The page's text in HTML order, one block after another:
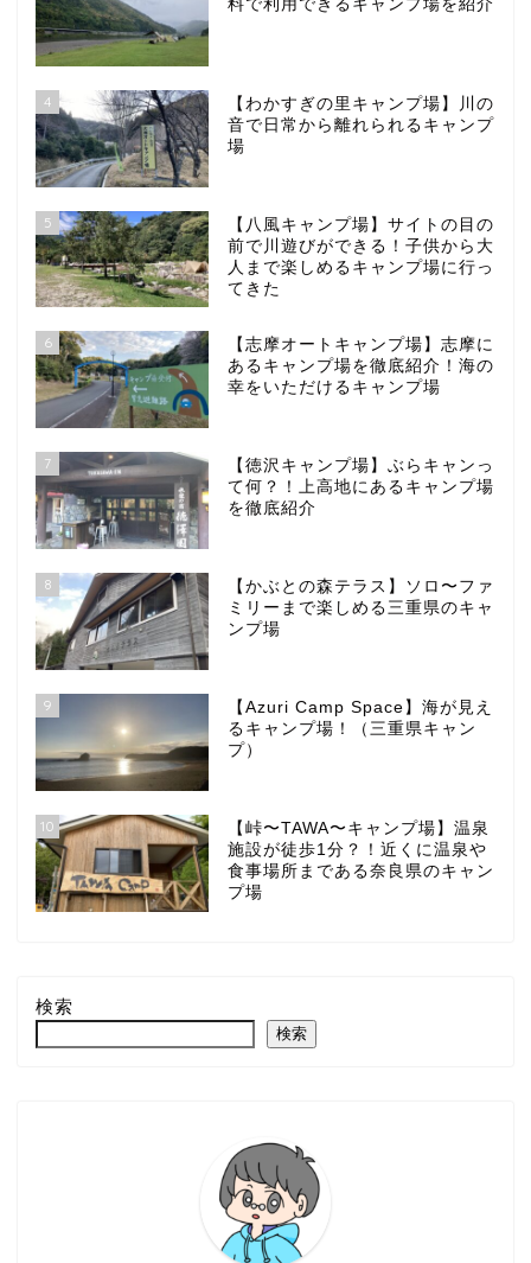
料で利用できるキャンプ場を紹介
4
【わかすぎの里キャンプ場】川の
音で日常から離れられるキャンプ
場
5
【八風キャンプ場】サイトの目の
前で川遊びができる！子供から大
人まで楽しめるキャンプ場に行っ
てきた
6
【志摩オートキャンプ場】志摩に
あるキャンプ場を徹底紹介！海の
幸をいただけるキャンプ場
7
【徳沢キャンプ場】ぶらキャンっ
て何？！上高地にあるキャンプ場
を徹底紹介
8
【かぶとの森テラス】ソロ〜ファ
ミリーまで楽しめる三重県のキャ
ンプ場
9
【Azuri Camp Space】海が見え
るキャンプ場！（三重県キャン
プ）
10
【峠〜TAWA〜キャンプ場】温泉
施設が徒歩1分？！近くに温泉や
食事場所まである奈良県のキャン
プ場
検索
検索